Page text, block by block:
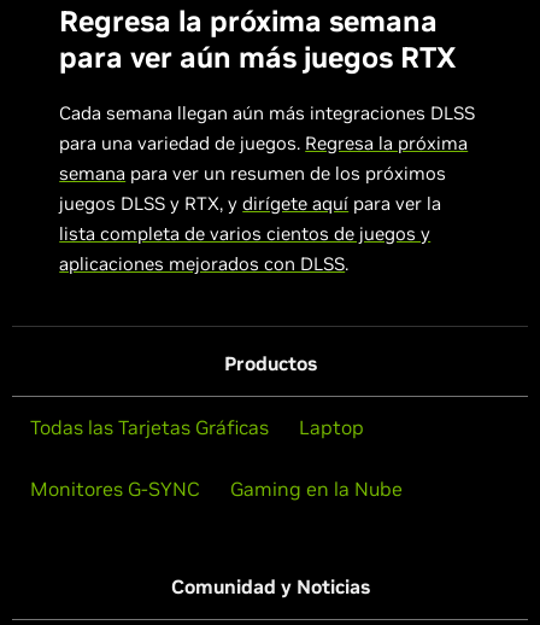
Regresa la próxima semana
para ver aún más juegos RTX
Cada semana llegan aún más integraciones DLSS
para una variedad de juegos. Regresa la próxima
semana para ver un resumen de los próximos
juegos DLSS y RTX, ydirígete aquí para ver la
lista completa de varios cientos de juegos y
aplicaciones mejorados con DLSS.
Productos
Todas las Tarjetas Gráficas Laptop
Monitores G-SYNC Gaming en la Nube
Comunidad y Noticias